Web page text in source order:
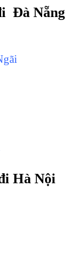
Đà Nẵng
Hà Nội